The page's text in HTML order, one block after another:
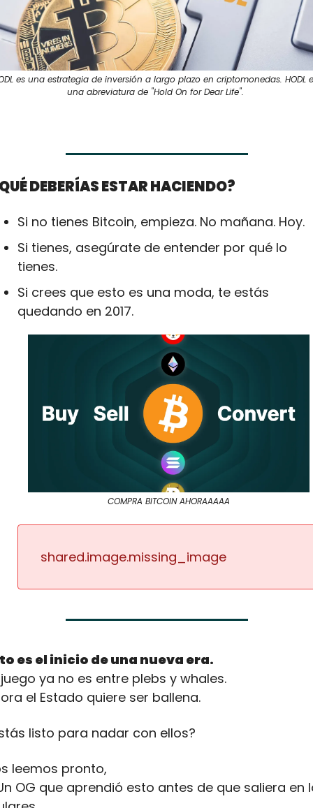
es una estrategia de inversión a largo plazo en criptomonedas. HODL
una abreviatura de "Hold On for Dear Life".
DEBERÍAS ESTAR HACIENDO?
Si no tienes Bitcoin, empieza. No mañana. Hoy.
Si tienes, asegúrate de entender por qué lo
tienes.
Si crees que esto es una moda, te estás
quedando en 2017.
COMPRA BITCOIN AHORAAAAA
shared.image.missing_image
es el inicio de una nueva era.
juego ya no es entre plebs y whales.
el Estado quiere ser ballena.
listo para nadar con ellos?
leemos pronto,
OG que aprendió esto antes de que saliera en